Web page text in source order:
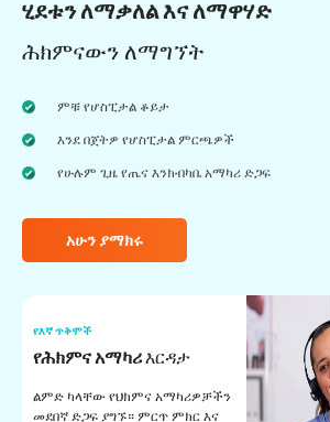
ሂደቱን ለማቃለል እና ለማዋሃድ
ሕክምናውን ለማግኘት
ምቹ የሆስፒታል ቆይታ
እንደ በጀትዎ የሆስፒታል ምርጫዎች
የሁሉም ጊዜ የጤና እንክብካቤ አማካሪ ድጋፍ
አሁን ያማክሩ
የእኛ ጥቅሞች
የሕክምና አማካሪእርዳታ
ልምድ ካላቸው የህክምና አማካሪዎቻችን
መደበኛ ድጋፍ ያግኙ። ምርጥ ምክር እና